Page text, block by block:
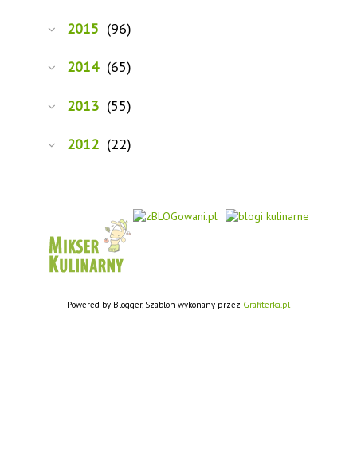
2015 (96)
2014 (65)
2013 (55)
2012 (22)
Powered by Blogger, Szablon wykonany przez Grafiterka.pl